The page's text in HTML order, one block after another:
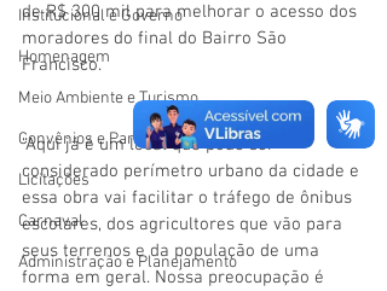
Institucional e Governo
Homenagem
Meio Ambiente e Turismo
Convênios e Parcerias
Licitações
Carnaval
Administração e Planejamento
de R$ 300 mil para melhorar o acesso dos
moradores do final do Bairro São
Francisco.
“Aqui já é um local que pode ser
considerado perímetro urbano da cidade e
essa obra vai facilitar o tráfego de ônibus
escolares, dos agricultores que vão para
seus terrenos e da população de uma
forma em geral. Nossa preocupação é